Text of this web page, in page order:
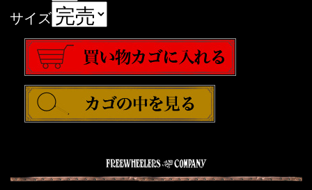
サイズ